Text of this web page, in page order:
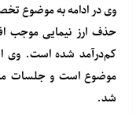
وی در ادامه به موضوع
حذف ارز نیمایی موجب
کم‌درآمد شده است. وی
موضوع است و جلسات
شد.